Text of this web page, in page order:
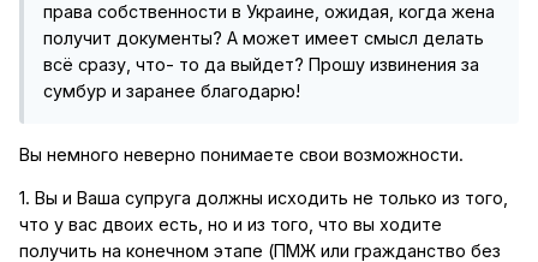
права собственности в Украине, ожидая, когда жена
получит документы? А может имеет смысл делать
всё сразу, что- то да выйдет? Прошу извинения за
сумбур и заранее благодарю!
Вы немного неверно понимаете свои возможности.
1. Вы и Ваша супруга должны исходить не только из того,
что у вас двоих есть, но и из того, что вы ходите
получить на конечном этапе (ПМЖ или гражданство без